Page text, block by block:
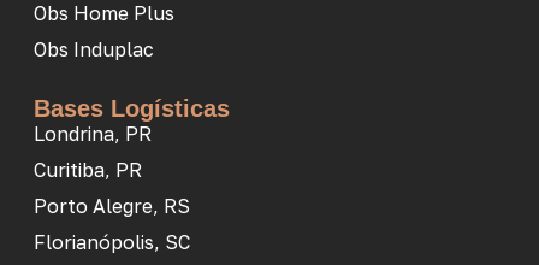
Obs Home Plus
Obs Induplac
Bases Logísticas
Londrina, PR
Curitiba, PR
Porto Alegre, RS
Florianópolis, SC